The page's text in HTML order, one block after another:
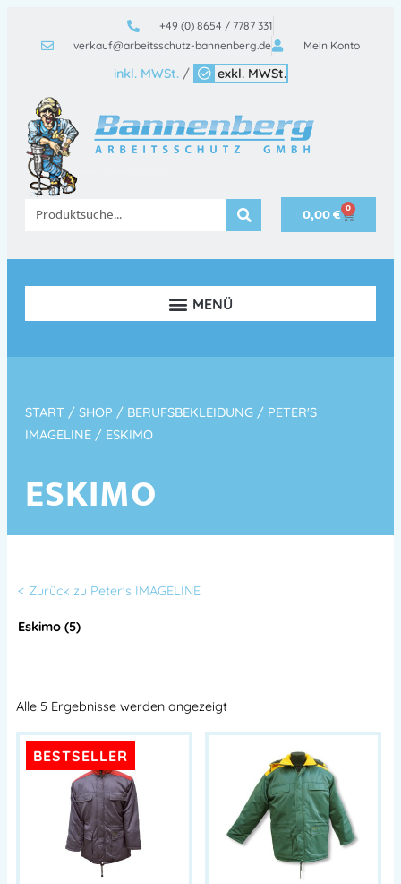
+49 (0) 8654 / 7787 331
verkauf@arbeitsschutz-bannenberg.de
Mein Konto
inkl. MWSt./ exkl. MWSt.
0,00€ 0
START / SHOP / BERUFSBEKLEIDUNG / PETER'S
IMAGELINE / ESKIMO
ESKIMO
< Zurück zu Peter's IMAGELINE
Eskimo (5)
Alle 5 Ergebnisse werden angezeigt
BESTSELLER